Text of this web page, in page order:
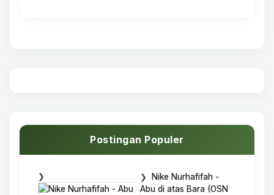
Postingan Populer
Nike Nurhafifah -
Abu di atas Bara (OSN